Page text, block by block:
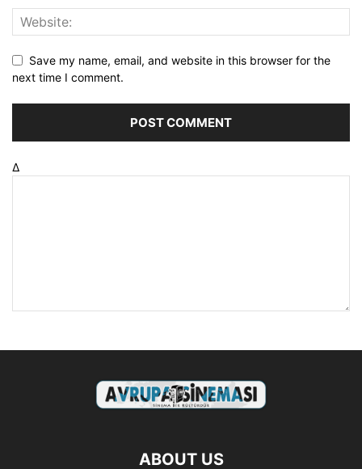
Save my name, email, and website in this browser for the
next time I comment.
Δ
ABOUT US